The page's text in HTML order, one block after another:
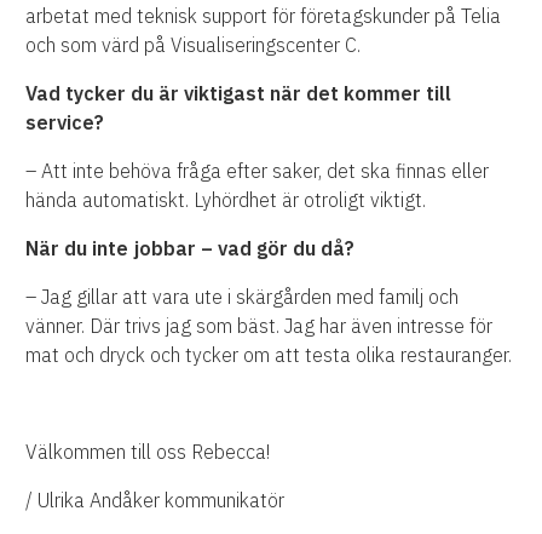
arbetat med teknisk support för företagskunder på Telia
och som värd på Visualiseringscenter C.
Vad tycker du är viktigast när det kommer till
service?
– Att inte behöva fråga efter saker, det ska finnas eller
hända automatiskt. Lyhördhet är otroligt viktigt.
När du inte jobbar – vad gör du då?
– Jag gillar att vara ute i skärgården med familj och
vänner. Där trivs jag som bäst. Jag har även intresse för
mat och dryck och tycker om att testa olika restauranger.
Välkommen till oss Rebecca!
/ Ulrika Andåker kommunikatör